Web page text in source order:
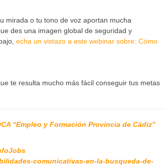
mirada o tu tono de voz aportan mucha
des una imagen global de seguridad y
echa un vistazo a este webinar sobre: Cómo
te resulta mucho más fácil conseguir tus metas
“Empleo y Formación Provincia de Cádiz”
comunicativas-en-la-busqueda-de-